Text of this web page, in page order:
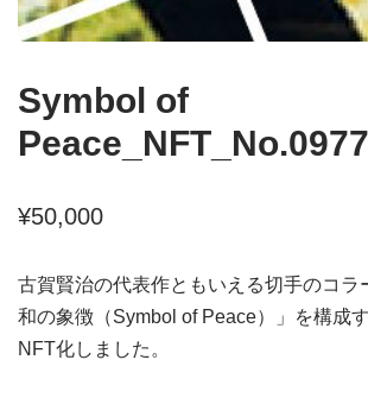
Symbol of
Peace_NFT_No.0977
¥50,000
古賀賢治の代表作ともいえる切手のコラ
和の象徴（Symbol of Peace）」を構成
NFT化しました。